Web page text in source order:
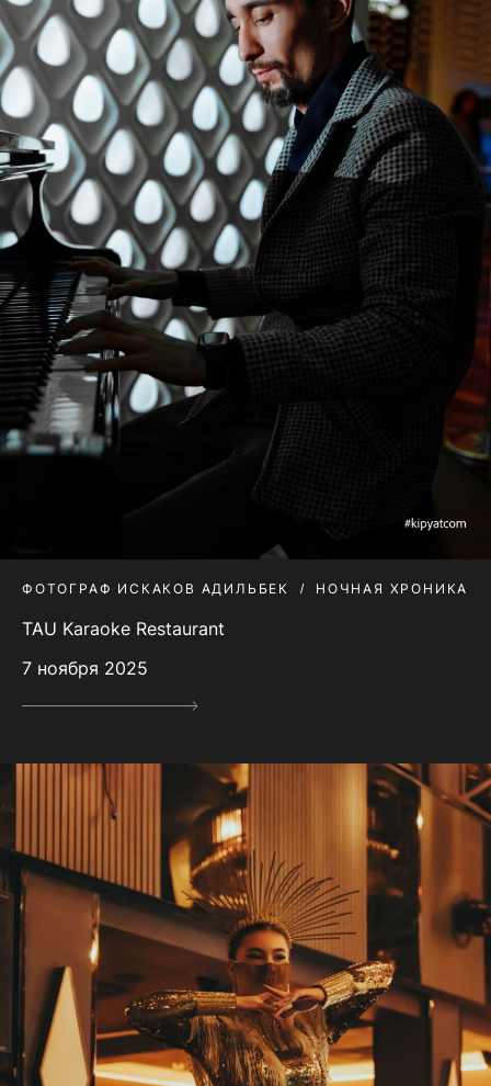
ФОТОГРАФ ИСКАКОВ АДИЛЬБЕК НОЧНАЯ ХРОНИКА
TAU Karaoke Restaurant
7 ноября 2025